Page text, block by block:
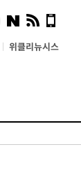
위클리뉴시스